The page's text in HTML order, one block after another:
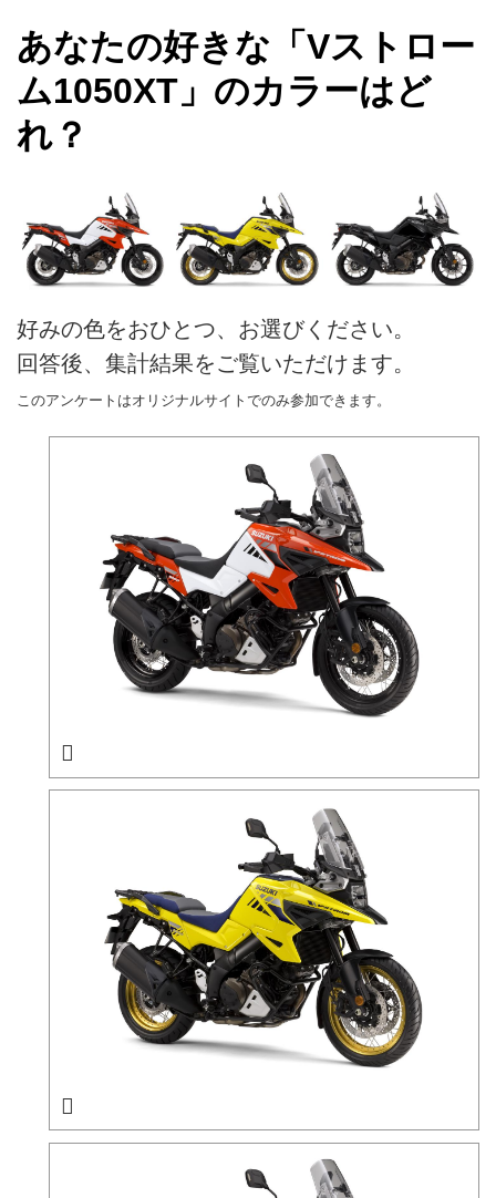
あなたの好きな「Vストロー
ム1050XT」のカラーはど
れ？
好みの色をおひとつ、お選びください。
回答後、集計結果をご覧いただけます。
このアンケートはオリジナルサイトでのみ参加できます。